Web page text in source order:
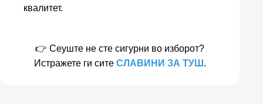
квалитет.
👉 Сеуште не сте сигурни во изборот?
Истражете ги сите СЛАВИНИ ЗА ТУШ .